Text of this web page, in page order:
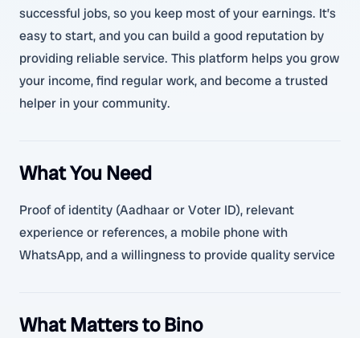
successful jobs, so you keep most of your earnings. It’s
easy to start, and you can build a good reputation by
providing reliable service. This platform helps you grow
your income, find regular work, and become a trusted
helper in your community.
What You Need
Proof of identity (Aadhaar or Voter ID), relevant
experience or references, a mobile phone with
WhatsApp, and a willingness to provide quality service
What Matters to Bino